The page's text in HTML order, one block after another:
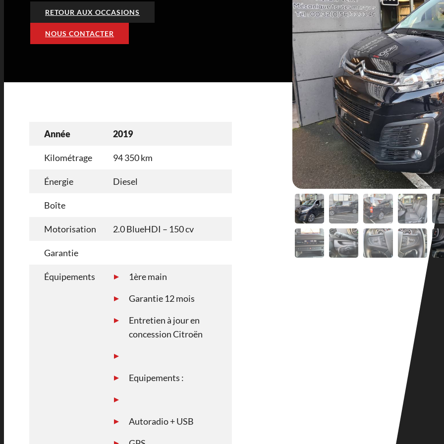
RETOUR AUX OCCASIONS
NOUS CONTACTER
Année 2019
Kilométrage 94 350 km
Énergie Diesel
Boîte
Motorisation 2.0 BlueHDI – 150 cv
Garantie
Équipements
1ère main
Garantie 12 mois
Entretien à jour en
concession Citroën
Equipements :
Autoradio + USB